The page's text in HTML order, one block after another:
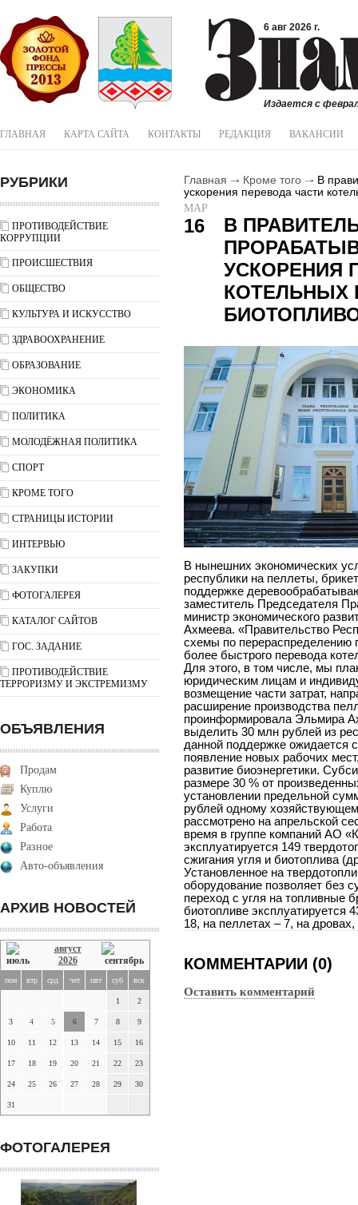
6 авг 2026 г.
Издается с
ГЛАВНАЯ КАРТА САЙТА КОНТАКТЫ РЕДАКЦИЯ ВАКАНСИИ
РУБРИКИ
ПРОТИВОДЕЙСТВИЕ
КОРРУПЦИИ
ПРОИСШЕСТВИЯ
ОБЩЕСТВО
КУЛЬТУРА И ИСКУССТВО
ЗДРАВООХРАНЕНИЕ
ОБРАЗОВАНИЕ
ЭКОНОМИКА
ПОЛИТИКА
МОЛОДЁЖНАЯ ПОЛИТИКА
СПОРТ
КРОМЕ ТОГО
СТРАНИЦЫ ИСТОРИИ
ИНТЕРВЬЮ
ЗАКУПКИ
ФОТОГАЛЕРЕЯ
КАТАЛОГ САЙТОВ
ГОС. ЗАДАНИЕ
ПРОТИВОДЕЙСТВИЕ
ТЕРРОРИЗМУ И ЭКСТРЕМИЗМУ
ОБЪЯВЛЕНИЯ
Продам
Куплю
Услуги
Работа
Разное
Авто-объявления
АРХИВ НОВОСТЕЙ
август
2026
пон втр срд чет пят суб вск
1 2
3 4 5 6 7 8 9
10 11 12 13 14 15 16
17 18 19 20 21 22 23
24 25 26 27 28 29 30
31
ФОТОГАЛЕРЕЯ
Главная Кроме того
В
ускорения перевода части
МАР
16
В
УСКОРЕНИЯ
КОТЕЛЬНЫХ
В нынешних экономических
республики на пеллеты,
поддержке
заместитель Председателя
министр экономического
Ахмеева. «Правительство
схемы по перераспределению
более быстрого перевода
Для этого, в том числе, мы
юридическим лицам и
возмещение части затрат,
расширение производства
проинформировала Эльмира
выделить 30 млн рублей из
данной поддержке ожидается
появление новых рабочих
развитие биоэнергетики.
размере 30 % от
установлении предельной
рублей одному
рассмотрено на апрельской
время в группе компаний АО
эксплуатируется 149
сжигания угля и биотоплива
Установленное на
оборудование позволяет без
переход с угля на топливные
биотопливе эксплуатируется
18, на пеллетах – 7, на
КОММЕНТАРИИ (0)
Оставить комментарий